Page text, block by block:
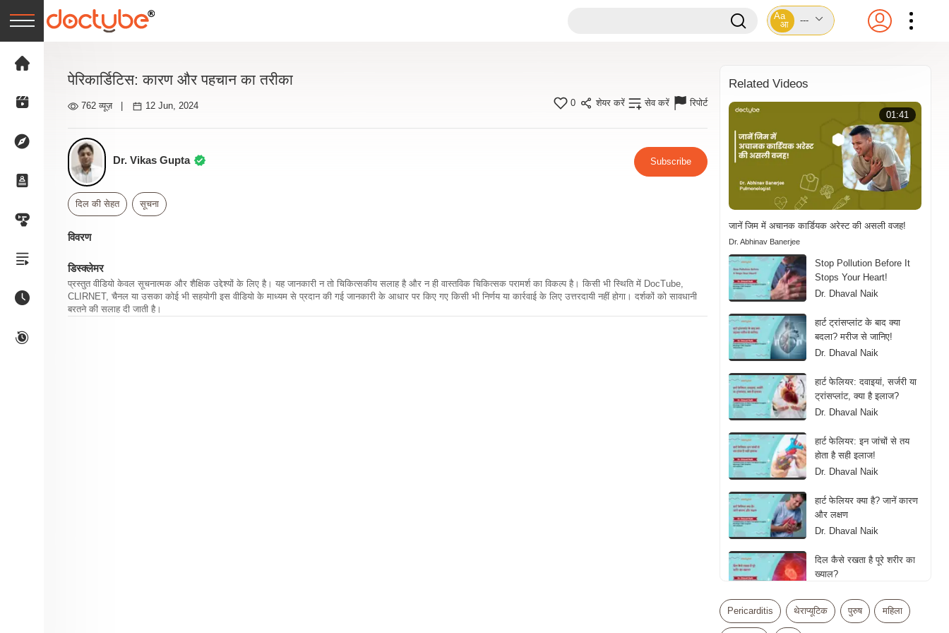
Aa
आ
---
पेरिकार्डिटिस: कारण और पहचान का तरीका
762 व्यूज़ 12 Jun, 2024 0 शेयर करें सेव करें रिपोर्ट
Dr. Vikas Gupta Subscribe
दिल की सेहत सूचना
विवरण
डिस्क्लेमर
प्रस्तुत वीडियो केवल सूचनात्मक और शैक्षिक उद्देश्यों के लिए है। यह जानकारी न तो चिकित्सकीय सलाह है और न ही वास्तविक चिकित्सक परामर्श का विकल्प है। किसी भी स्थिति में DocTube,
CLIRNET, चैनल या उसका कोई भी सहयोगी इस वीडियो के माध्यम से प्रदान की गई जानकारी के आधार पर किए गए किसी भी निर्णय या कार्रवाई के लिए उत्तरदायी नहीं होगा। दर्शकों को सावधानी
बरतने की सलाह दी जाती है।
Related Videos
01:41
जानें जिम में अचानक कार्डियक अरेस्ट की असली वजह!
Dr. Abhinav Banerjee
Stop Pollution Before It
Stops Your Heart!
Dr. Dhaval Naik
हार्ट ट्रांसप्लांट के बाद क्या
बदला? मरीज से जानिए!
Dr. Dhaval Naik
हार्ट फेलियर: दवाइयां, सर्जरी या
ट्रांसप्लांट, क्या है इलाज?
Dr. Dhaval Naik
हार्ट फेलियर: इन जांचों से तय
होता है सही इलाज!
Dr. Dhaval Naik
हार्ट फेलियर क्या है? जानें कारण
और लक्षण
Dr. Dhaval Naik
दिल कैसे रखता है पूरे शरीर का
ख्याल?
क्या ज्यादा एक्सरसाइज बन
Pericarditis थेराप्यूटिक पुरुष महिला